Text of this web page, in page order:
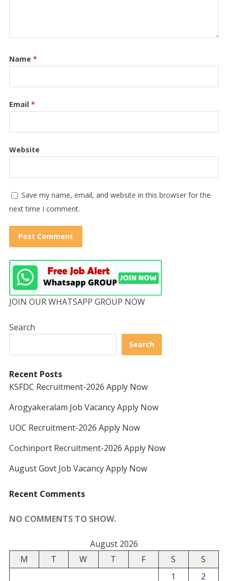
Name *
Email *
Website
Save my name, email, and website in this browser for the
next time I comment.
JOIN OUR WHATSAPP GROUP NOW
Search
Search
Recent Posts
KSFDC Recruitment-2026 Apply Now
Arogyakeralam Job Vacancy Apply Now
UOC Recruitment-2026 Apply Now
Cochinport Recruitment-2026 Apply Now
August Govt Job Vacancy Apply Now
Recent Comments
NO COMMENTS TO SHOW.
August 2026
M
T W T F S
S
1
2